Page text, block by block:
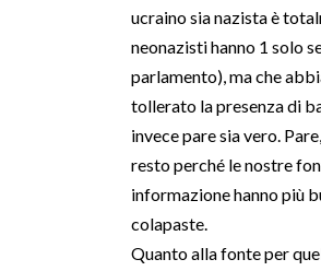
ucraino sia nazista è
neonazisti hanno 1 solo
parlamento), ma che
tollerato la presenza di
invece pare sia vero.
resto perché le nostre
informazione hanno più
colapaste.
Quanto alla fonte per